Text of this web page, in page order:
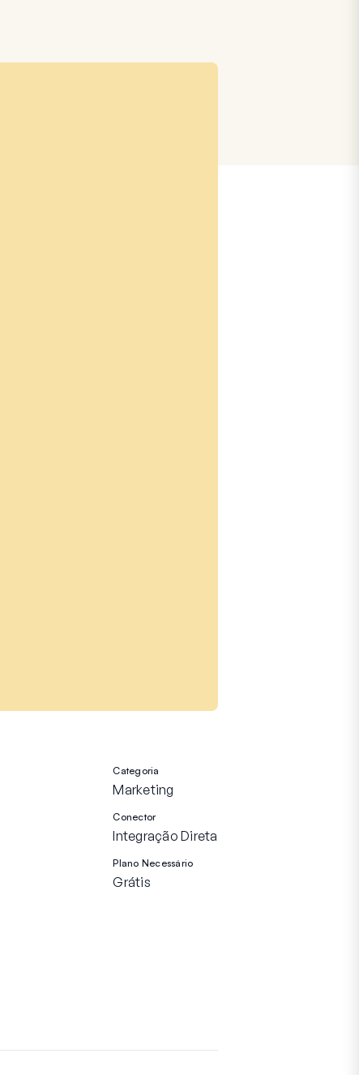
Categoria
Marketing
Conector
Integração Direta
Plano Necessário
Grátis